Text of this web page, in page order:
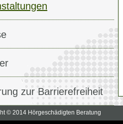
zur Barrierefreiheit
© 2014 Hörgeschädigten Beratung